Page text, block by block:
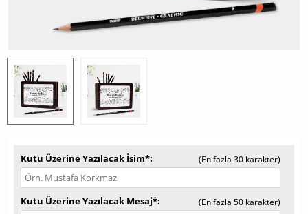
Kutu Üzerine Yazılacak İsim* (En fazla 30 karakter)
Kutu Üzerine Yazılacak Mesaj* (En fazla 50 karakter)